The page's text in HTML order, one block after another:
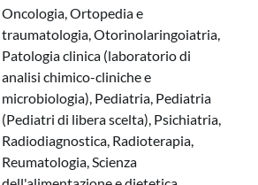
Oncologia, Ortopedia e
traumatologia, Otorinolaringoiatria,
Patologia clinica (laboratorio di
analisi chimico-cliniche e
microbiologia), Pediatria, Pediatria
(Pediatri di libera scelta), Psichiatria,
Radiodiagnostica, Radioterapia,
Reumatologia, Scienza